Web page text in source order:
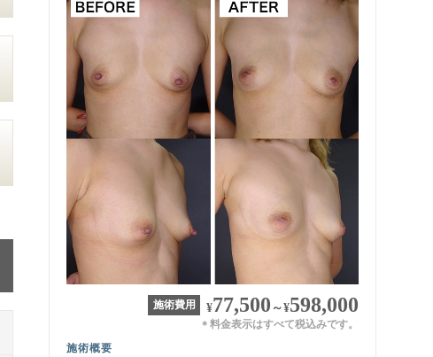
施術費用 ¥77,500 ～¥598,000
＊ 料金表示はすべて税込みです。
施術概要